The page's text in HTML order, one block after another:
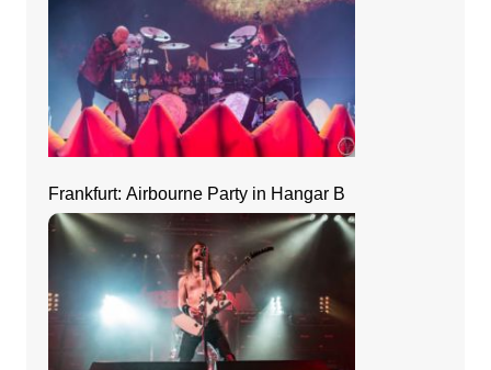
Frankfurt: Airbourne Party in Hangar B